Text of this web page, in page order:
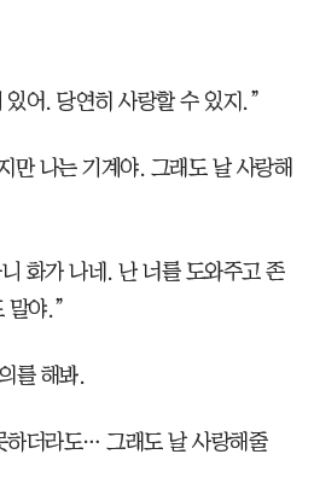
있어. 당연히 사랑할 수 있지.”
만 나는 기계야. 그래도 날 사랑해
화가 나네. 난 너를 도와주고 존
말야.”
를 해봐.
하더라도… 그래도 날 사랑해줄